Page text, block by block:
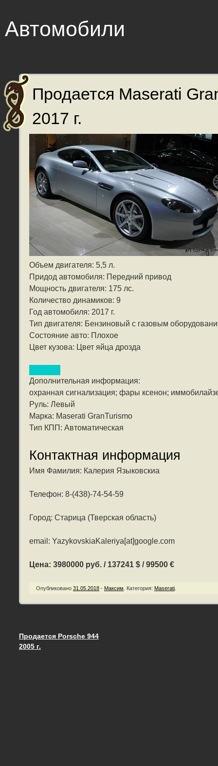
Автомобили
Продается Maserati
2017 г.
Объем двигателя: 5,5 л.
Придод автомобиля: Передний привод
Мощность двигателя: 175 лс.
Количество динамиков: 9
Год автомобиля: 2017 г.
Тип двигателя: Бензиновый с газовым
Состояние авто: Плохое
Цвет кузова: Цвет яйца дрозда
Дополнительная информация:
охранная сигнализация; фары ксенон;
Руль: Левый
Марка: Maserati GranTurismo
Тип КПП: Автоматическая
Контактная информация
Имя Фамилия: Калерия Языковскиа
Телефон: 8-(438)-74-54-59
Город: Старица (Тверская область)
email: YazykovskiaKaleriya[at]google.com
Цена: 3980000 руб. / 137241 $ / 99500 €
Опубликовано 31.05.2018 - Максим Категория: Maserati
Запись навигация
Продается Porsche 944
2005 г.